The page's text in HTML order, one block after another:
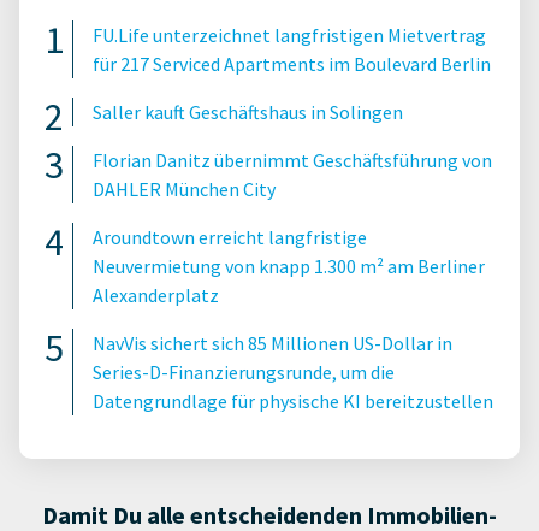
FU.Life unterzeichnet langfristigen Mietvertrag
für 217 Serviced Apartments im Boulevard Berlin
Saller kauft Geschäftshaus in Solingen
Florian Danitz übernimmt Geschäftsführung von
DAHLER München City
Aroundtown erreicht langfristige
Neuvermietung von knapp 1.300 m² am Berliner
Alexanderplatz
NavVis sichert sich 85 Millionen US-Dollar in
Series-D-Finanzierungsrunde, um die
Datengrundlage für physische KI bereitzustellen
Damit Du alle entscheidenden Immobilien-